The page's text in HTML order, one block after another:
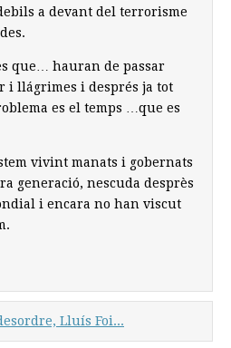
a devant del terrorisme
que… hauran de passar
i llágrimes i després ja tot
es el temps …que es
vivint manats i gobernats
generació, nescuda desprès
i encara no han viscut
Lluís Foi...